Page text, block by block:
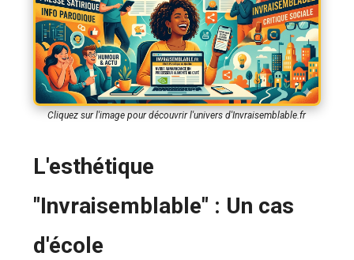
Cliquez sur l'image pour découvrir l'univers d'Invraisemblable.fr
L'esthétique
"Invraisemblable" : Un cas
d'école